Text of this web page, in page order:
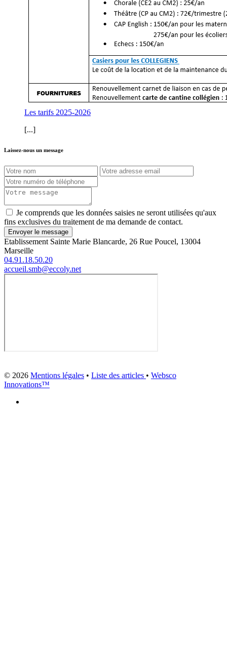
Les tarifs 2025-2026
[...]
Laissez-nous un message
Je comprends que les données saisies ne seront utilisées qu'aux
fins exclusives du traitement de ma demande de contact.
Envoyer le message
Etablissement Sainte Marie Blancarde, 26 Rue Poucel, 13004
Marseille
04.91.18.50.20
accueil.smb@eccoly.net
© 2026 Mentions légales • Liste des articles • Websco
Innovations™